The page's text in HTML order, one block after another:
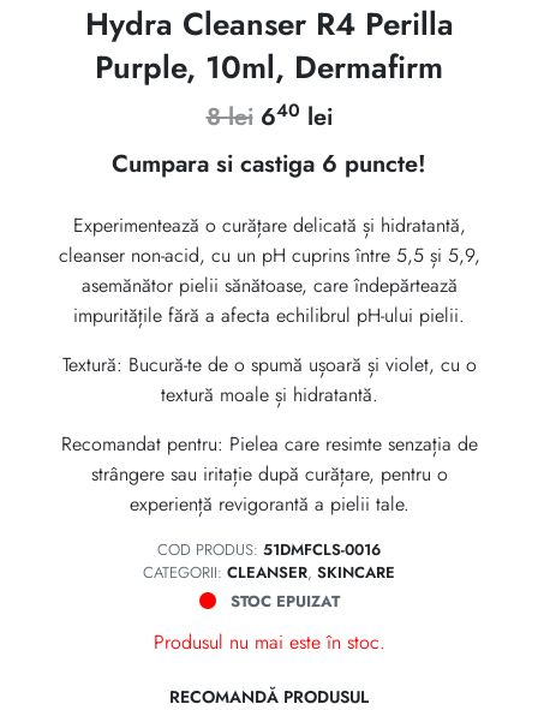
Hydra Cleanser R4 Perilla
Purple, 10ml, Dermafirm
8lei Prețul
inițial
fost:
8 lei.
640 leiPrețul
curent
640 lei.
Cumpara si castiga 6 puncte!
Experimentează o curățare delicată și hidratantă,
cleanser non-acid, cu un pH cuprins între 5,5 și 5,9,
asemănător pielii sănătoase, care îndepărtează
impuritățile fără a afecta echilibrul pH-ului pielii.
Textură: Bucură-te de o spumă ușoară și violet, cu o
textură moale și hidratantă.
Recomandat pentru: Pielea care resimte senzația de
strângere sau iritație după curățare, pentru o
experiență revigorantă a pielii tale.
COD PRODUS: 51DMFCLS-0016
CATEGORII: CLEANSER, SKINCARE
STOC EPUIZAT
Produsul nu mai este în stoc.
RECOMANDĂ PRODUSUL